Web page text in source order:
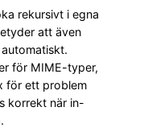
rekursivt i egna
att även
för MIME-typer,
för ett problem
korrekt när in-